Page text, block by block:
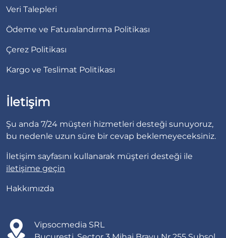
Veri Talepleri
Ödeme ve Faturalandırma Politikası
Çerez Politikası
Kargo ve Teslimat Politikası
İletişim
Şu anda 7/24 müşteri hizmetleri desteği sunuyoruz,
bu nedenle uzun süre bir cevap beklemeyeceksiniz.
İletişim sayfasını kullanarak müşteri desteği ile
iletişime geçin
Hakkımızda
Vipsocmedia SRL